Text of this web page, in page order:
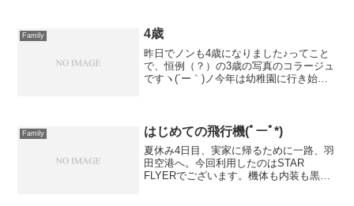
ばあちゃんが色々連れて...
Family 4歳
昨日でノンも4歳になりました♪ってこと
で、恒例（？）の3歳の写真のコラージュ
ですヽ(´ー｀)ノ今年は幼稚園に行き始め
Family はじめての飛行機(ﾟーﾟ*)
夏休み4日目、実家に帰るために一路、羽
田空港へ。今回利用したのはSTAR
FLYERでございます。機体も内装も黒で